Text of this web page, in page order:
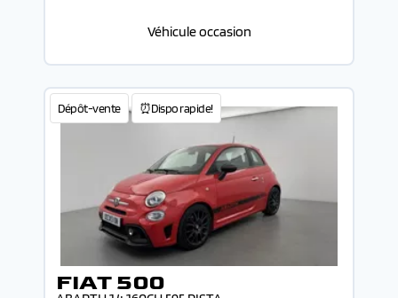
Véhicule occasion
Dépôt-vente ⏰Dispo rapide!
FIAT 500